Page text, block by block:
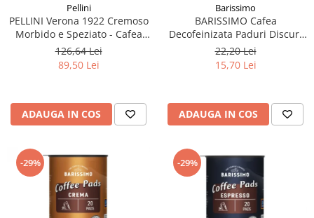
Pellini
PELLINI Verona 1922 Cremoso
Morbido e Speziato - Cafea
Boabe 1kg
126,64 Lei
89,50 Lei
ADAUGA IN COS
Barissimo
BARISSIMO Cafea
Decofeinizata Paduri Discuri
Senseo 62mm Monodoze
20buc - 140g
22,20 Lei
15,70 Lei
ADAUGA IN COS
-29% -29%